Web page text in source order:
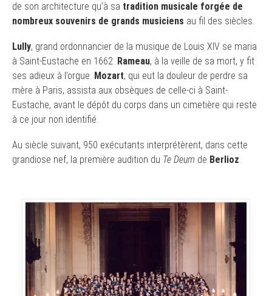
de son architecture qu’à sa tradition musicale forgée de
nombreux souvenirs de grands musiciens au fil des siècles.
Lully, grand ordonnancier de la musique de Louis XIV se maria
à Saint-Eustache en 1662. Rameau, à la veille de sa mort, y fit
ses adieux à l’orgue. Mozart, qui eut la douleur de perdre sa
mère à Paris, assista aux obsèques de celle-ci à Saint-
Eustache, avant le dépôt du corps dans un cimetière qui reste
à ce jour non identifié.
Au siècle suivant, 950 exécutants interprétèrent, dans cette
grandiose nef, la première audition du Te Deum de Berlioz.